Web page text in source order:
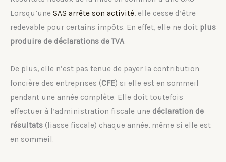
Lorsqu’une SAS arrête son activité, elle cesse d’être
redevable pour certains impôts. En effet, elle ne doit plus
produire de déclarations de TVA.
De plus, elle n’est pas tenue de payer la contribution
foncière des entreprises (CFE) si elle est en sommeil
pendant une année complète. Elle doit toutefois
effectuer à l’administration fiscale une déclaration de
résultats (liasse fiscale) chaque année, même si elle est
en sommeil.